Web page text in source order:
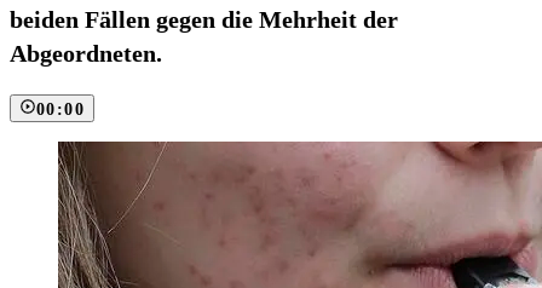
beiden Fällen gegen die Mehrheit der
Abgeordneten.
00:00